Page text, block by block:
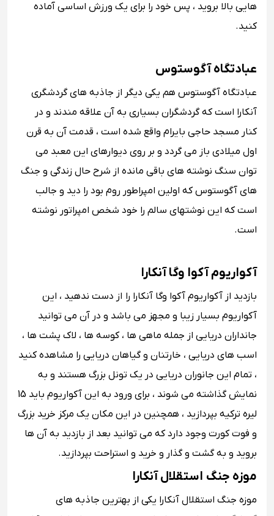
هایی بالا بروید ، پس خود را برای یک ورزش اساسی آماده
کنید.
عبادتگاه آگوستوس
عبادتگاه آگوستوس هم یکی دیگر از جاذبه های گردشگری
آنکارا است که گردشگران بسیاری به آن علاقه مندند و در
کنار مسجد حاجی بایرام واقع شده است ، قدمت آن به قرن
اول میلادی باز می گردد و بر روی دیوارهای این معبد می
توان سنگ نوشته های باقی مانده از شرح حال زندگی و جنگ
های آگوستوس که اولین امپراطور روم بود را دید و جالب
است که این نوشتهای سالم را خود شخص امپراتور نوشته
است.
آکواریوم آکوا وگا آنکارا
بازدید از آکواریوم آکوا وگا آنکارا را از دست ندهید ، این
آکواریوم بسیار زیبا و مجهز می باشد و در آن می توانید
جانداران دریایی از جمله ماهی ها ، کوسه ها ، لاک پشت ها ،
اسب های دریایی ، خارتنان و گیاهان دریایی را مشاهده کنید
، تمام این جانوران دریایی در یک تونل بزرگ هستند و به
نمایش گذاشته می شوند ، برای ورود به این آکواریوم باید 15
لیره ترکیه بپردازید ، همچنین در این مکان یک مرکز خرید بزرگ
و فوت کورت وجود دارد که می توانید بعد از بازدید به آن ها
بروید و به گشت و گذار و خرید و استراحت بپردازید.
موزه جنگ استقلال آنکارا
موزه جنگ استقلال آنکارا یکی از بهترین جاذبه های